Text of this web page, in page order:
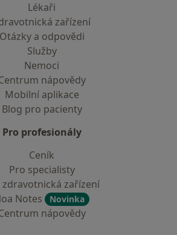
Lékaři
zařízení
Otázky a odpovědi
Služby
Nemoci
nápovědy
Mobilní aplikace
Blog pro pacienty
Pro profesionály
Ceník
Pro specialisty
zdravotnická zařízení
Notes
Novinka
nápovědy